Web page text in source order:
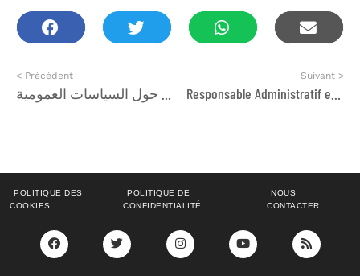
< Précédent
دورة تكوينية حول صياغة حملات الترافع حول السياسات العمومية
Suivant >
Responsable Administratif et Financier
POLITIQUE DES
COOKIES
POLITIQUE DE
CONFIDENTIALITÉ
NOUS
CONTACTER